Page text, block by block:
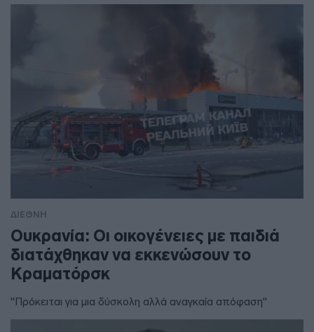
ΔΙΕΘΝΗ
Ουκρανία: Οι οικογένειες με παιδιά
διατάχθηκαν να εκκενώσουν το
Κραματόρσκ
"Πρόκειται για μια δύσκολη αλλά αναγκαία απόφαση"